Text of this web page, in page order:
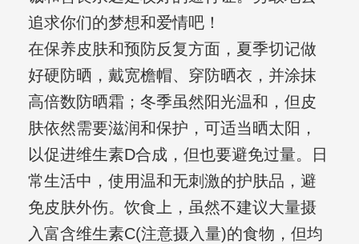
追求你们的梦想和爱情吧！
在保养皮肤和预防反复方面，夏季切记做
好硬防晒，戴宽檐帽、穿防晒衣，并涂抹
高倍数防晒霜；冬季虽然阳光温和，但皮
肤依然需要滋润和保护，可适当晒太阳，
以促进维生素D合成，但也要避免过量。日
常生活中，使用温和无刺激的护肤品，避
免皮肤外伤。饮食上，虽然不建议大量摄
入富含维生素C(注意摄入量)的食物，但均